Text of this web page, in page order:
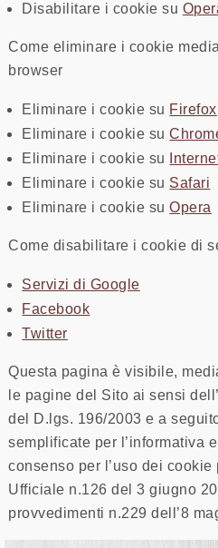
Disabilitare i cookie su
Come eliminare i cookie
browser
Eliminare i cookie su Firefox
Eliminare i cookie su
Eliminare i cookie su
Eliminare i cookie su Safari
Eliminare i cookie suOpera
Come disabilitare i cookie di
Servizi di Google
Facebook
Twitter
Questa pagina è visibile,
le pagine del Sito ai sensi
del D.lgs. 196/2003 e a
semplificate per l’informativa
consenso per l’uso dei
Ufficiale n.126 del 3 giugno
provvedimenti n.229 dell’8